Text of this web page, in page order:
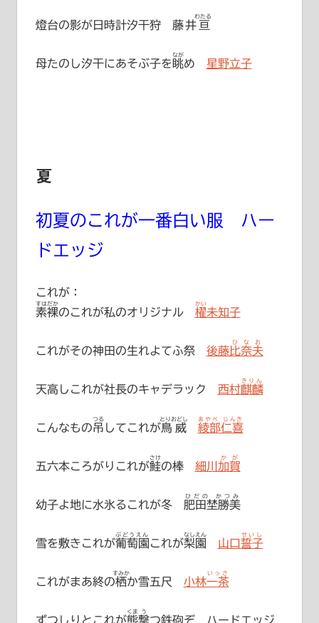
燈台の影が日時計汐干狩 藤井亘
わたる
母たのし汐干にあそぶ子を眺
なが
め 星野立子
夏
初夏のこれが一番白い服 ハー
ドエッジ
これが：
素裸
すはだか
のこれが私のオリジナル 櫂未知子
かい
これがその神田の生れよてふ祭 後藤比奈夫
ひなお
天高しこれが社長のキャデラック 西村麒麟
きりん
こんなもの吊
つる
してこれが鳥威
とりおどし
綾部仁喜
あやべ じんき
五六本ころがりこれが鮭
さけ
の棒 細川加賀
かが
幼子よ地に水氷るこれが冬 肥田埜勝美
ひだの かつみ
雪を敷きこれが葡萄園
ぶどうえん
これが梨園
なしえん
山口誓子
せいし
これがまあ終の栖
すみか
か雪五尺 小林一茶
いっさ
ずつしりとこれが熊
くま
撃
う
つ鉄砲ぞ ハードエッジ